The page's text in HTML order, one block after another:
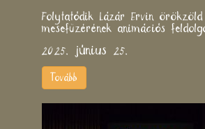
Folytatódik Lázár Ervin örökzöld
mesefüzérének animációs
2025. június 25.
Tovább